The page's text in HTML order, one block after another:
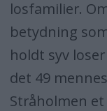
havet for
det seg en
overflaten.
mindre
losfamilier.
betydning
holdt syv
det 49
Stråholmen